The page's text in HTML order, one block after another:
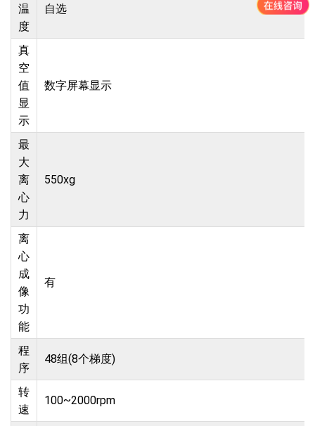
温
度
自选
真
空
值
显
示
数字屏幕显示
最
大
离
心
力
550xg
离
心
成
像
功
能
有
程
序
48组(8个梯度)
转
速
100~2000rpm